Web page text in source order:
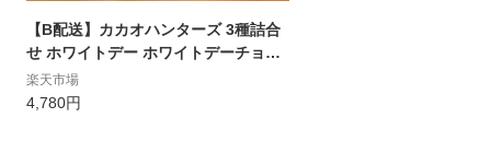
【B配送】カカオハンターズ 3種詰合
せ ホワイトデー ホワイトデーチョコ
2023 チョコ チョコレート ギフト 本
命 義理 送料無料 詰め合わせ アソート
楽天市場
4,780円